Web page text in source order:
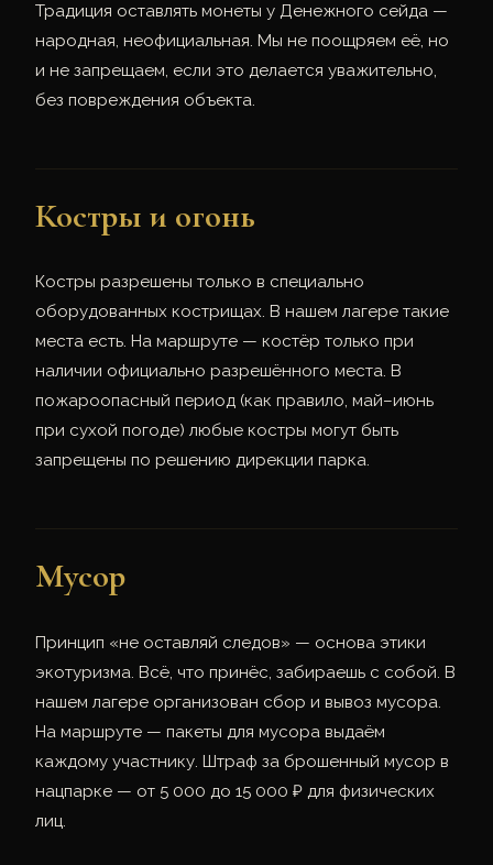
Традиция оставлять монеты у Денежного сейда —
народная, неофициальная. Мы не поощряем её, но
и не запрещаем, если это делается уважительно,
без повреждения объекта.
Костры и огонь
Костры разрешены только в специально
оборудованных кострищах. В нашем лагере такие
места есть. На маршруте — костёр только при
наличии официально разрешённого места. В
пожароопасный период (как правило, май–июнь
при сухой погоде) любые костры могут быть
запрещены по решению дирекции парка.
Мусор
Принцип «не оставляй следов» — основа этики
экотуризма. Всё, что принёс, забираешь с собой. В
нашем лагере организован сбор и вывоз мусора.
На маршруте — пакеты для мусора выдаём
каждому участнику. Штраф за брошенный мусор в
нацпарке — от 5 000 до 15 000 ₽ для физических
лиц.